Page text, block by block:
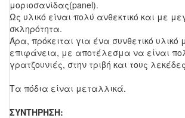
μοριοσανίδας(panel).
Ως υλικό είναι πολύ ανθεκτικό και με
σκληρότητα.
Άρα, πρόκειται για ένα συνθετικό υλικό
επιφάνεια, με αποτέλεσμα να είναι
γρατζουνιές, στην τριβή και τους
Τα πόδια είναι μεταλλικά.
ΣΥΝΤΗΡΗΣΗ: